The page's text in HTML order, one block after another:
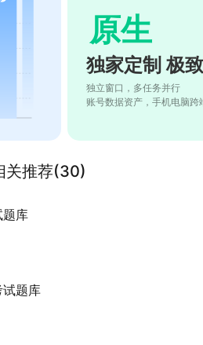
原生
独家定制 极
独立窗口，多任务并行
账号数据资产，手机电脑跨
关推荐(30)
题库
试题库